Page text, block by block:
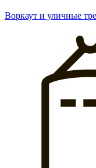
Воркаут и уличные